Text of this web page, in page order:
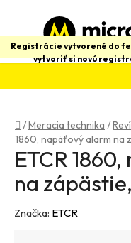
obsah
Registrácie vytvorené do
vytvoriť si novú
Domov
/Meracia technika /
1860, napäťový alarm na
ETCR
na
Značka: ETCR